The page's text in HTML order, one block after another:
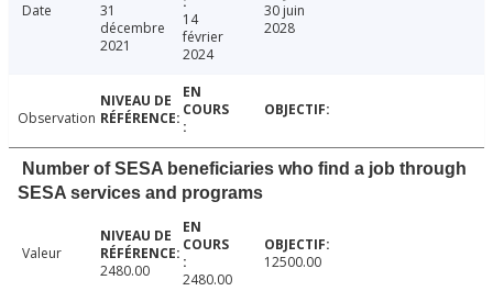
Date
31
décembre
2021
14
février
2024
30 juin
2028
Observation
Number of SESA beneficiaries who find a job through
SESA services and programs
Valeur
2480.00
2480.00
12500.00